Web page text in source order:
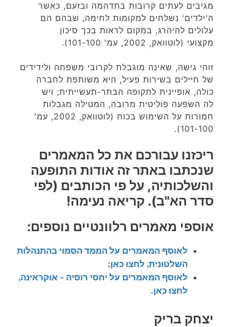
מגיבים לעתים קרובות בתדהמה ובזעם, כאשר
ה'ילדים' נשלחים למקומות לחימה, שבהם הם
עלולים להיהרג, במקום לראות בכך סיכון
מקצועי (לוטוואק, 2002, עמ' 101-100).
זוהי גישה, שאינה מוגבלת לקרובי משפחה ולידידים
של חיילים בשירות פעיל, היא משותפת לחברה
כולה, אופיינית לתקופה הבתר-תעשייתית; ויש
לה השפעה פוליטית מרובה, המטילה מגבלות
חמורות על השימוש בכוח (לוטוואק, 2002, עמ'
101-100).
ריכזנו עבורכם את כל המאמרים
שנכתבו באתר זה אודות התופעה
והשלכותיה, על פי הכותבים (לפי
סדר הא"ב). קריאה נעימה!
אוספי מאמרים רלוונטיים נוספים:
לאוסף המאמרים על הממד הסמוי בהתנהלות
השלטונית, לחצו כאן;
לאוסף המאמרים על יחסי רוסיה – אוקראינה,
לחצו כאן.
יצחק בריק